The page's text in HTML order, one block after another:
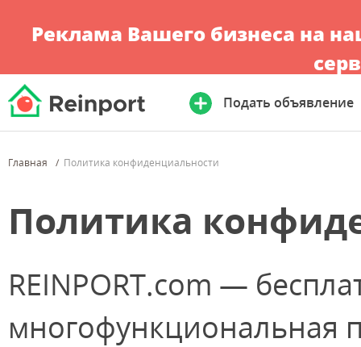
Реклама Вашего бизнеса на
Подать объявление
Главная Политика конфиденциальности
Политика
REINPORT.com —
многофункциональная